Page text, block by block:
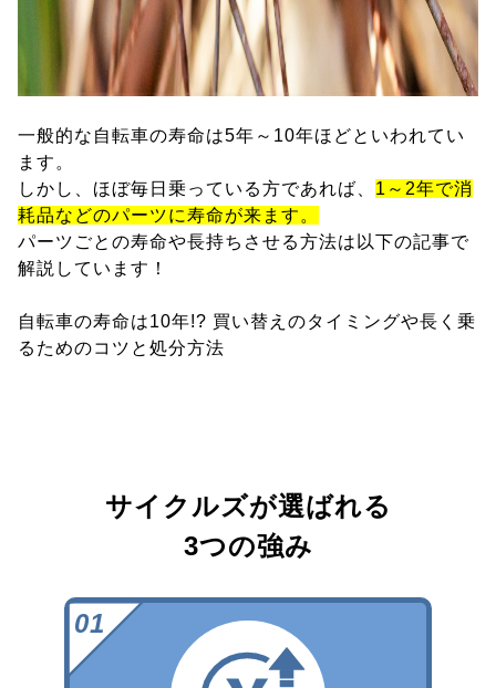
一般的な自転車の寿命は5年～10年ほどといわれてい
ます。
しかし、ほぼ毎日乗っている方であれば、 1～2年で消
耗品などのパーツに寿命が来ます。
パーツごとの寿命や長持ちさせる方法は以下の記事で
解説しています！
自転車の寿命は10年!? 買い替えのタイミングや長く乗
るためのコツと処分方法
サイクルズが選ばれる
3つの強み